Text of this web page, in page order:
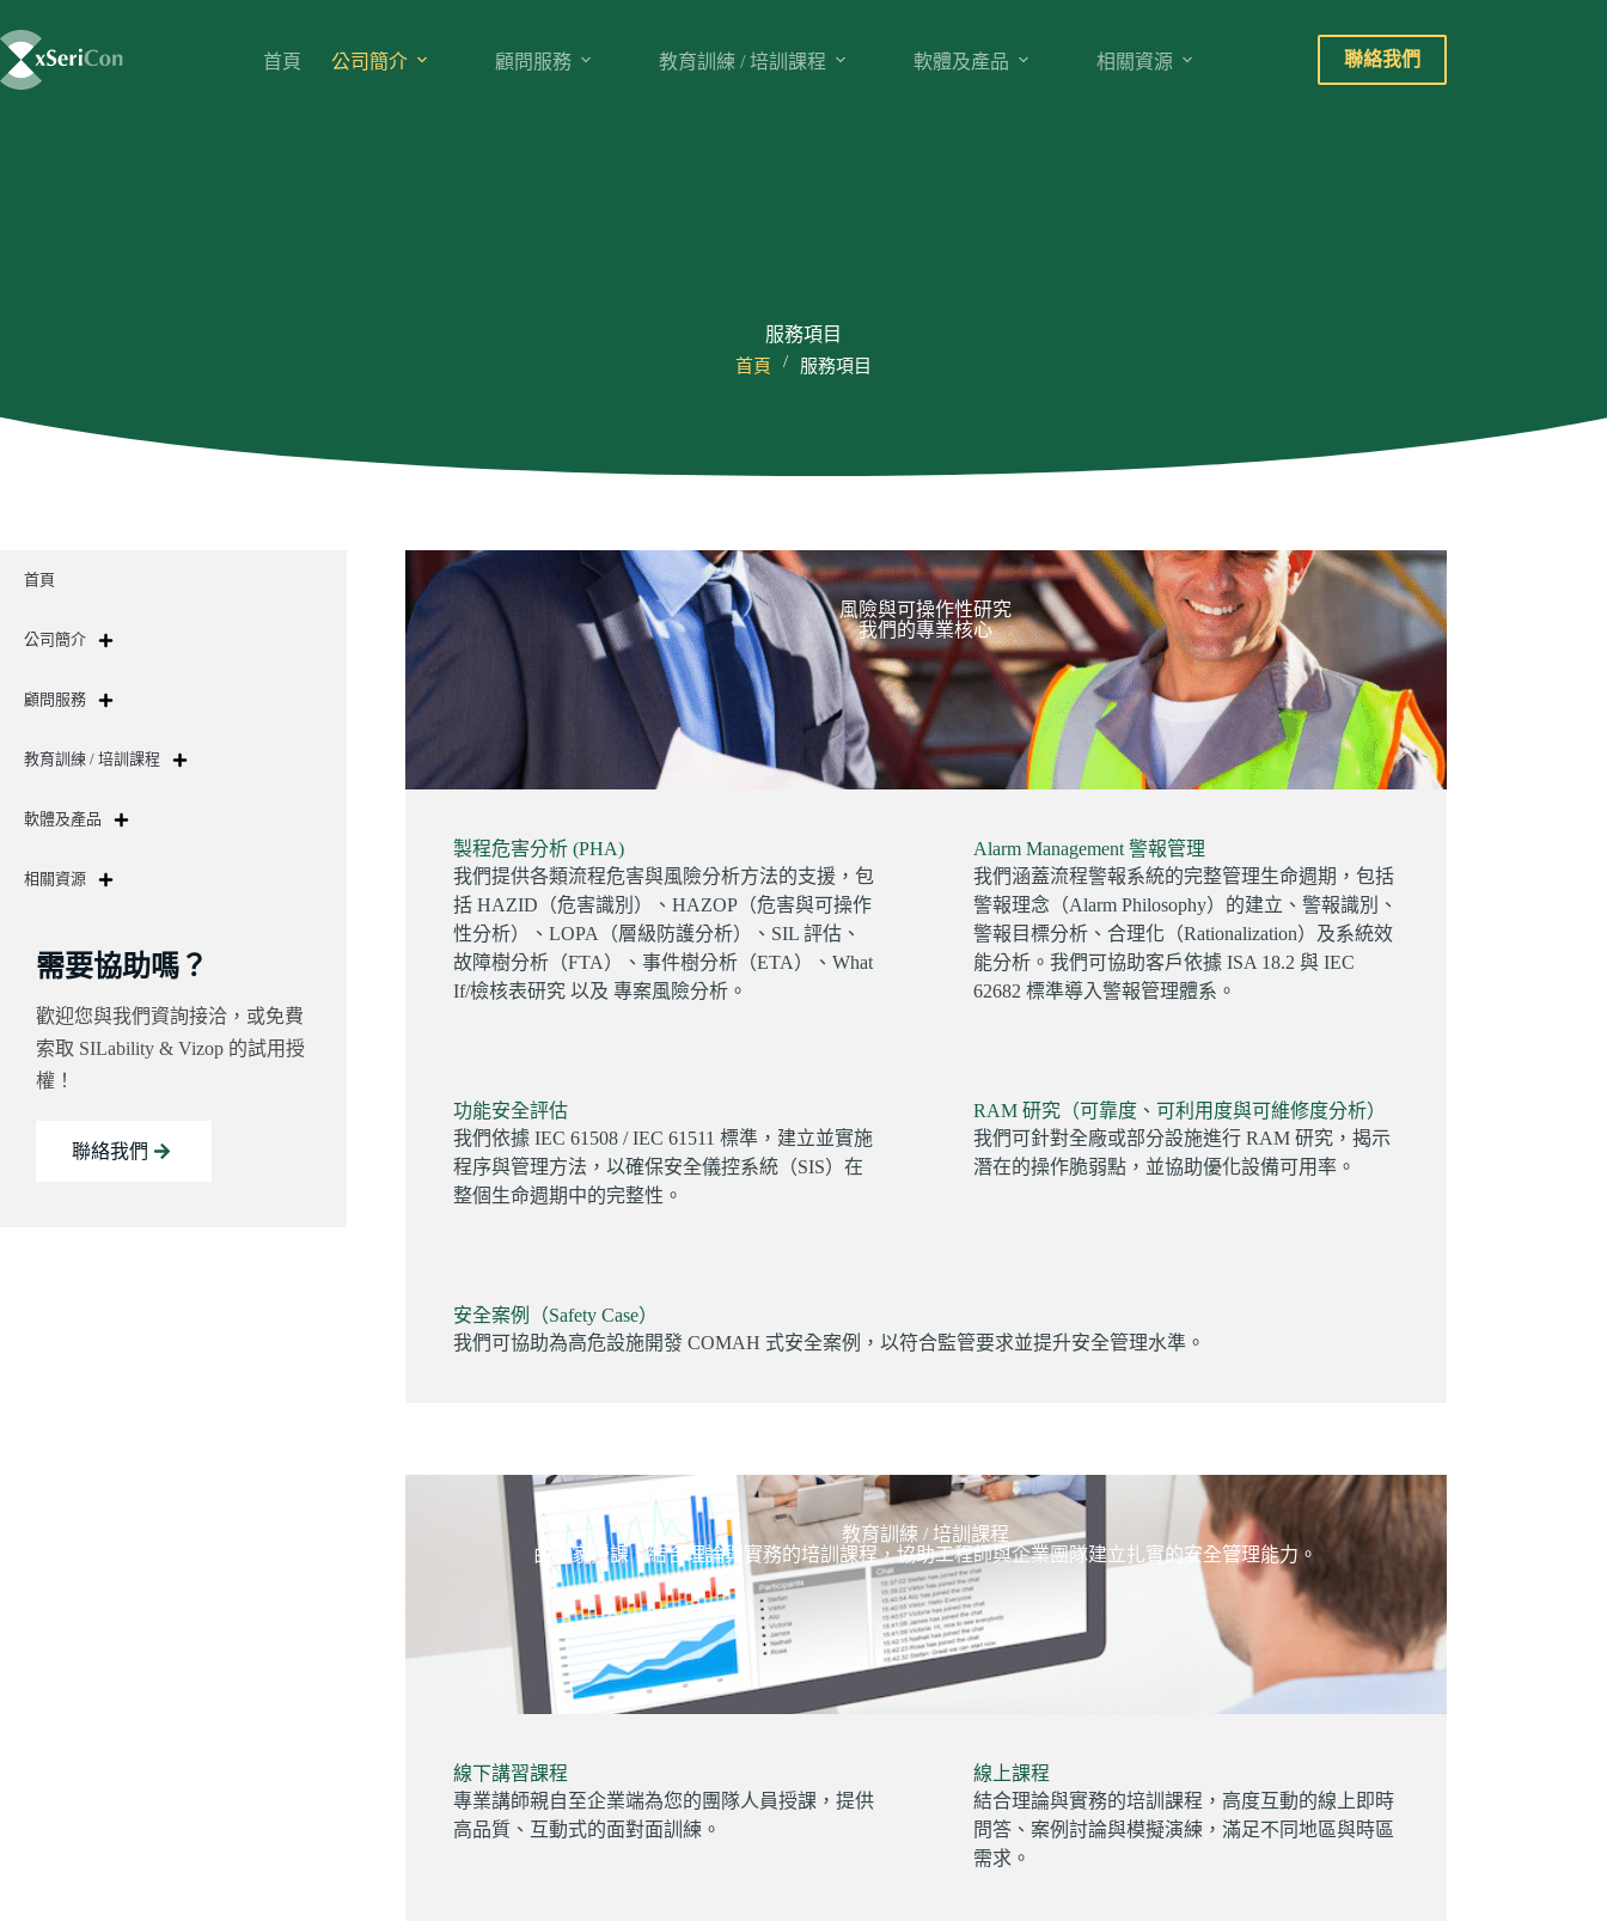
首頁 公司簡介 顧問服務 教育訓練 / 培訓課程 軟體及產品 相關資源 聯絡我們
服務項目
首頁 / 服務項目
風險與可操作性研究
我們的專業核心
製程危害分析 (PHA)
我們提供各類流程危害與風險分析方法的支援，包
括 HAZID（危害識別）、HAZOP（危害與可操作
性分析）、LOPA（層級防護分析）、SIL 評估、
故障樹分析（FTA）、事件樹分析（ETA）、What
If/檢核表研究 以及 專案風險分析。
Alarm Management 警報管理
我們涵蓋流程警報系統的完整管理生命週期，包括
警報理念（Alarm Philosophy）的建立、警報識別、
警報目標分析、合理化（Rationalization）及系統效
能分析。我們可協助客戶依據 ISA 18.2 與 IEC
62682 標準導入警報管理體系。
功能安全評估
我們依據 IEC 61508 / IEC 61511 標準，建立並實施
程序與管理方法，以確保安全儀控系統（SIS）在
整個生命週期中的完整性。
RAM 研究（可靠度、可利用度與可維修度分析）
我們可針對全廠或部分設施進行 RAM 研究，揭示
潛在的操作脆弱點，並協助優化設備可用率。
安全案例（Safety Case）
我們可協助為高危設施開發 COMAH 式安全案例，以符合監管要求並提升安全管理水準。
教育訓練 / 培訓課程
由專家授課、結合理論與實務的培訓課程，協助工程師與企業團隊建立扎實的安全管理能力。
線下講習課程
專業講師親自至企業端為您的團隊人員授課，提供
高品質、互動式的面對面訓練。
線上課程
結合理論與實務的培訓課程，高度互動的線上即時
問答、案例討論與模擬演練，滿足不同地區與時區
需求。
首頁
公司簡介
顧問服務
教育訓練 / 培訓課程
軟體及產品
相關資源
需要協助嗎？
歡迎您與我們資詢接洽，或免費
索取 SILability & Vizop 的試用授
權！
聯絡我們